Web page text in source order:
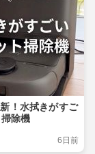
！水拭きがすご
除機
6日前